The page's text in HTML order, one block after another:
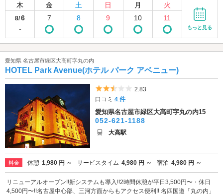
木 金 土 日 月 火
8/6
-
7 8 9 10 11
もっと見る
愛知県 名古屋市緑区大高町字丸の内
HOTEL Park Avenue(ホテル パーク アベニュー)
5つ星のうち2.5
2.83
口コミ4 件
愛知県名古屋市緑区大高町字丸の内15
052-621-1188
大高駅
料金 休憩 1,980 円 ～ サービスタイム 4,980 円 ～ 宿泊 4,980 円 ～
リニューアルオープン!!新システムも導入!!2時間休憩が平日3,500円〜・休日
4,500円〜!!名古屋中心部、三河方面からもアクセス便利!! 名四国道「丸の内」